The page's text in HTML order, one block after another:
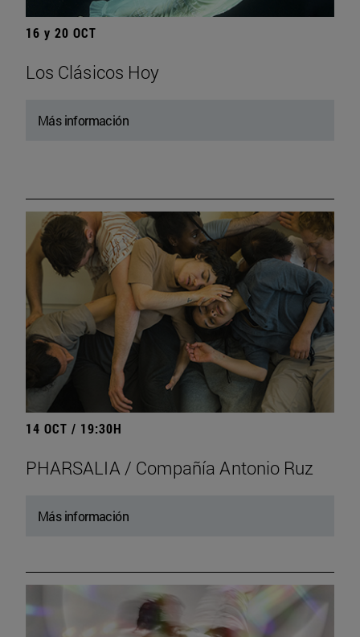
16 y 20 OCT
Los Clásicos Hoy
Más información
14 OCT / 19:30H
PHARSALIA / Compañía Antonio Ruz
Más información